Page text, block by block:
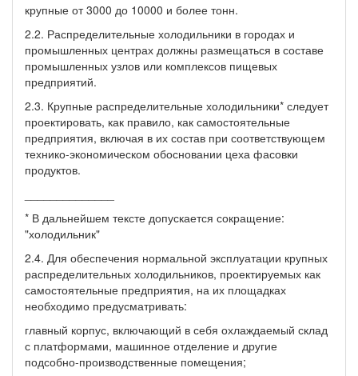
крупные от 3000 до 10000 и более тонн.
2.2. Распределительные холодильники в городах и
промышленных центрах должны размещаться в составе
промышленных узлов или комплексов пищевых
предприятий.
2.3. Крупные распределительные холодильники* следует
проектировать, как правило, как самостоятельные
предприятия, включая в их состав при соответствующем
технико-экономическом обосновании цеха фасовки
продуктов.
* В дальнейшем тексте допускается сокращение:
"холодильник"
2.4. Для обеспечения нормальной эксплуатации крупных
распределительных холодильников, проектируемых как
самостоятельные предприятия, на их площадках
необходимо предусматривать:
главный корпус, включающий в себя охлаждаемый склад
с платформами, машинное отделение и другие
подсобно-производственные помещения;